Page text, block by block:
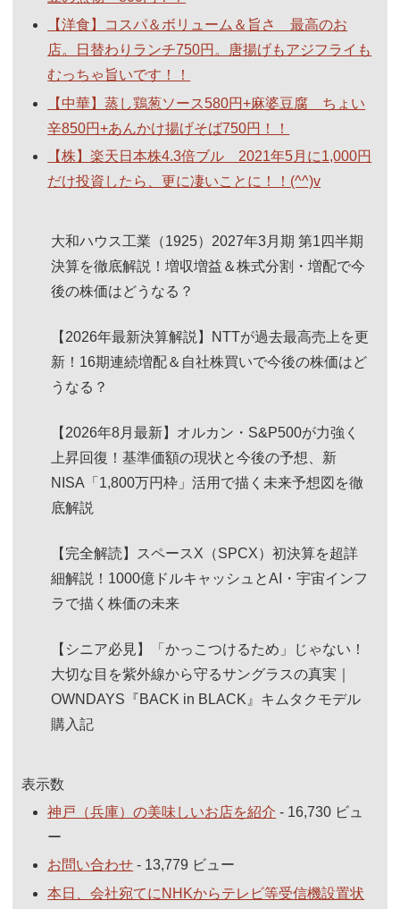
【洋食】コスパ＆ボリューム＆旨さ 最高のお
店。日替わりランチ750円。唐揚げもアジフライも
むっちゃ旨いです！！
【中華】蒸し鶏葱ソース580円+麻婆豆腐 ちょい
辛850円+あんかけ揚げそば750円！！
【株】楽天日本株4.3倍ブル 2021年5月に1,000円
だけ投資したら、更に凄いことに！！(^^)v
大和ハウス工業（1925）2027年3月期 第1四半期
決算を徹底解説！増収増益＆株式分割・増配で今
後の株価はどうなる？
【2026年最新決算解説】NTTが過去最高売上を更
新！16期連続増配＆自社株買いで今後の株価はど
うなる？
【2026年8月最新】オルカン・S&P500が力強く
上昇回復！基準価額の現状と今後の予想、新
NISA「1,800万円枠」活用で描く未来予想図を徹
底解説
【完全解読】スペースX（SPCX）初決算を超詳
細解説！1000億ドルキャッシュとAI・宇宙インフ
ラで描く株価の未来
【シニア必見】「かっこつけるため」じゃない！
大切な目を紫外線から守るサングラスの真実｜
OWNDAYS『BACK in BLACK』キムタクモデル
購入記
表示数
神戸（兵庫）の美味しいお店を紹介 - 16,730 ビュ
ー
お問い合わせ - 13,779 ビュー
本日、会社宛てにNHKからテレビ等受信機設置状